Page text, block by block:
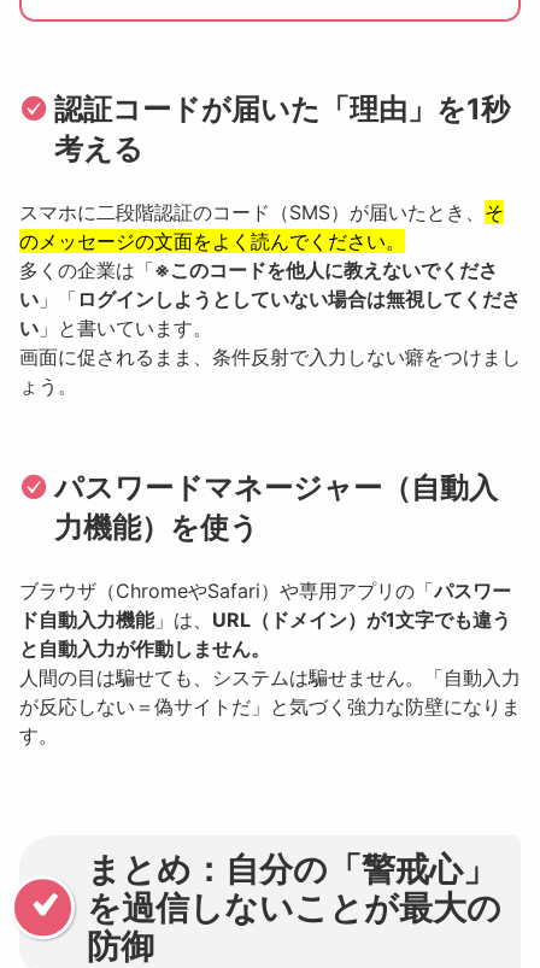
認証コードが届いた「理由」を1秒
考える
スマホに二段階認証のコード（SMS）が届いたとき、 そ
のメッセージの文面をよく読んでください。
多くの企業は「※このコードを他人に教えないでくださ
い 」「 ログインしようとしていない場合は無視してくださ
い 」と書いています。
画面に促されるまま、条件反射で入力しない癖をつけまし
ょう。
パスワードマネージャー（自動入
力機能）を使う
ブラウザ（ChromeやSafari）や専用アプリの「パスワー
ド自動入力機能」は、 URL（ドメイン）が1文字でも違う
と自動入力が作動しません。
人間の目は騙せても、システムは騙せません。「自動入力
が反応しない＝偽サイトだ」と気づく強力な防壁になりま
す。
まとめ：自分の「警戒心」
を過信しないことが最大の
防御